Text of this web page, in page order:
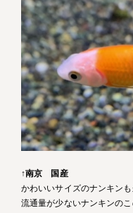
↑南京 国産
かわいいサイズのナンキンも
流通量が少ないナンキンの